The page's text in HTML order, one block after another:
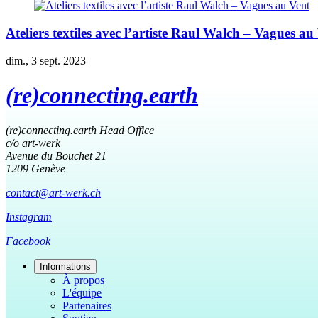
Ateliers textiles avec l’artiste Raul Walch – Vagues au
dim., 3 sept. 2023
(re)connecting.earth
(re)connecting.earth Head Office
c/o art-werk
Avenue du Bouchet 21
1209 Genève
contact@art-werk.ch
Instagram
Facebook
Informations
À propos
L'équipe
Partenaires